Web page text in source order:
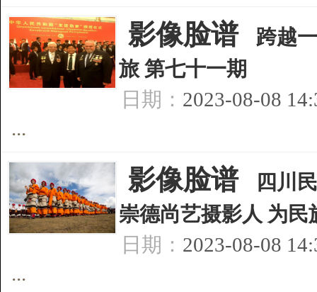
影像脸谱]
跨越
旅 第七十一期
日期： 2023-08-08
...
影像脸谱]
四川
崇德尚艺摄影人 为
日期： 2023-08-08
...